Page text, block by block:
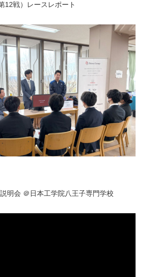
12戦）レースレポート
明会 ＠日本工学院八王子専門学校